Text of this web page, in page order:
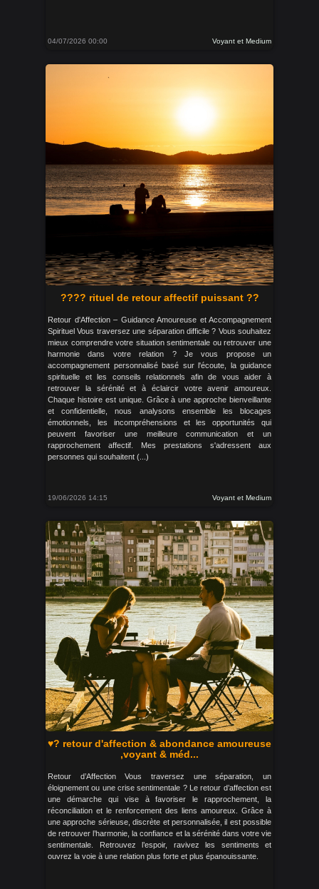
04/07/2026 00:00 Voyant et Medium
???? rituel de retour affectif puissant ??
Retour d'Affection – Guidance Amoureuse et Accompagnement
Spirituel Vous traversez une séparation difficile ? Vous souhaitez
mieux comprendre votre situation sentimentale ou retrouver une
harmonie dans votre relation ? Je vous propose un
accompagnement personnalisé basé sur l'écoute, la guidance
spirituelle et les conseils relationnels afin de vous aider à
retrouver la sérénité et à éclaircir votre avenir amoureux.
Chaque histoire est unique. Grâce à une approche bienveillante
et confidentielle, nous analysons ensemble les blocages
émotionnels, les incompréhensions et les opportunités qui
peuvent favoriser une meilleure communication et un
rapprochement affectif. Mes prestations s'adressent aux
personnes qui souhaitent (...)
19/06/2026 14:15 Voyant et Medium
♥? retour d'affection & abondance amoureuse
,voyant & méd...
Retour d’Affection Vous traversez une séparation, un
éloignement ou une crise sentimentale ? Le retour d’affection est
une démarche qui vise à favoriser le rapprochement, la
réconciliation et le renforcement des liens amoureux. Grâce à
une approche sérieuse, discrète et personnalisée, il est possible
de retrouver l’harmonie, la confiance et la sérénité dans votre vie
sentimentale. Retrouvez l’espoir, ravivez les sentiments et
ouvrez la voie à une relation plus forte et plus épanouissante.